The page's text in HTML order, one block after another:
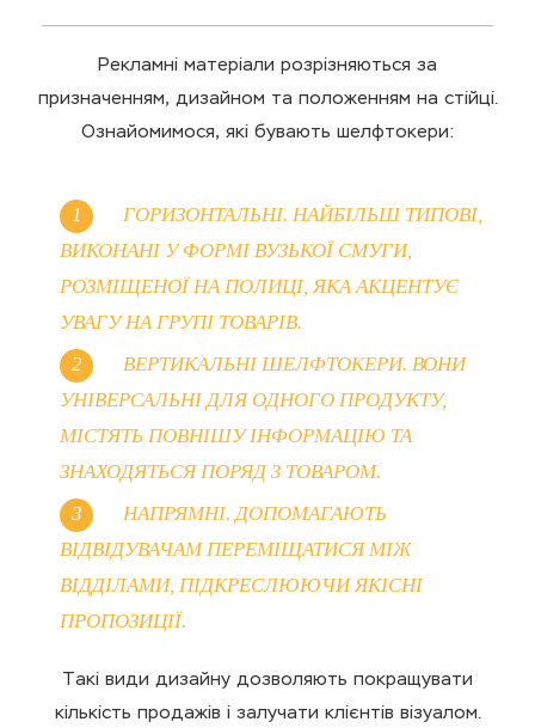
Рекламні матеріали розрізняються за
призначенням, дизайном та положенням на стійці.
Ознайомимося, які бувають шелфтокери:
ГОРИЗОНТАЛЬНІ. НАЙБІЛЬШ ТИПОВІ,
ВИКОНАНІ У ФОРМІ ВУЗЬКОЇ СМУГИ,
РОЗМІЩЕНОЇ НА ПОЛИЦІ, ЯКА АКЦЕНТУЄ
УВАГУ НА ГРУПІ ТОВАРІВ.
ВЕРТИКАЛЬНІ ШЕЛФТОКЕРИ. ВОНИ
УНІВЕРСАЛЬНІ ДЛЯ ОДНОГО ПРОДУКТУ,
МІСТЯТЬ ПОВНІШУ ІНФОРМАЦІЮ ТА
ЗНАХОДЯТЬСЯ ПОРЯД З ТОВАРОМ.
НАПРЯМНІ. ДОПОМАГАЮТЬ
ВІДВІДУВАЧАМ ПЕРЕМІЩАТИСЯ МІЖ
ВІДДІЛАМИ, ПІДКРЕСЛЮЮЧИ ЯКІСНІ
ПРОПОЗИЦІЇ.
Такі види дизайну дозволяють покращувати
кількість продажів і залучати клієнтів візуалом.